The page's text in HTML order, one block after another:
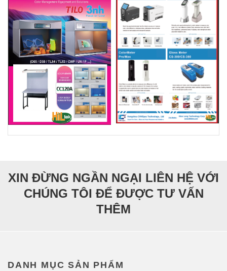
XIN ĐỪNG NGẦN NGẠI LIÊN HỆ VỚI
CHÚNG TÔI ĐỂ ĐƯỢC TƯ VẤN
THÊM
DANH MỤC SẢN PHẨM